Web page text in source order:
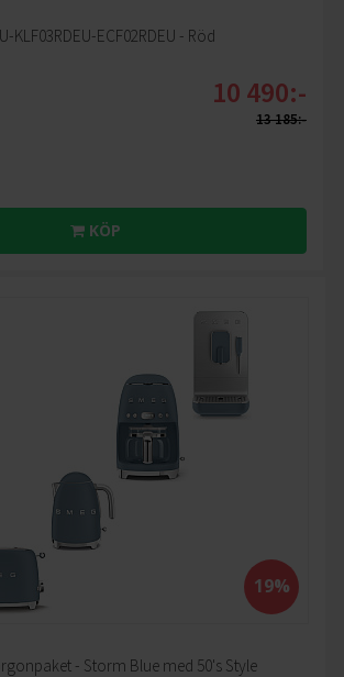
KLF03RDEU-ECF02RDEU - Röd
10 490:-
13 185:-
KÖP
19%
- Storm Blue med 50's Style